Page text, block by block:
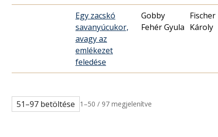
Egy zacskó
savanyúcukor,
avagy az
emlékezet
feledése
Gobby
Fehér Gyula
Fischer
Károly
51–97 betöltése 1–50 / 97 megjelenítve